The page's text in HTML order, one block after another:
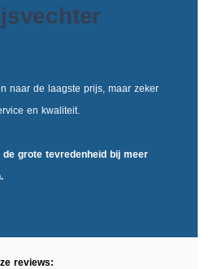
naar de laagste prijs, maar zeker
en kwaliteit.
de grote tevredenheid bij meer
reviews: